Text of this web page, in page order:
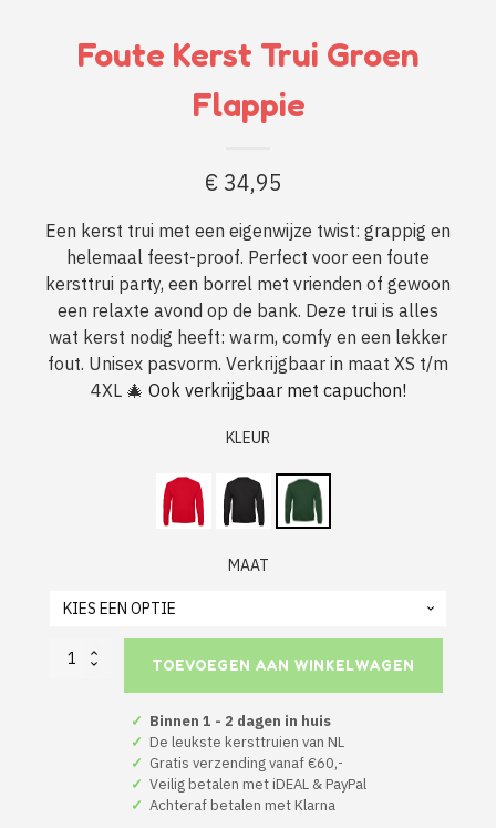
Foute Kerst Trui Groen
Flappie
€34,95
Een kerst trui met een eigenwijze twist: grappig en
helemaal feest-proof. Perfect voor een foute
kersttrui party, een borrel met vrienden of gewoon
een relaxte avond op de bank. Deze trui is alles
wat kerst nodig heeft: warm, comfy en een lekker
fout. Unisex pasvorm. Verkrijgbaar in maat XS t/m
4XL 🎄 Ook verkrijgbaar met capuchon!
KLEUR
MAAT
Foute
TOEVOEGEN AAN WINKELWAGEN
✓ Binnen 1 - 2 dagen in huis
✓ De leukste kersttruien van NL
✓ Gratis verzending vanaf €60,-
✓ Veilig betalen met iDEAL & PayPal
✓ Achteraf betalen met Klarna